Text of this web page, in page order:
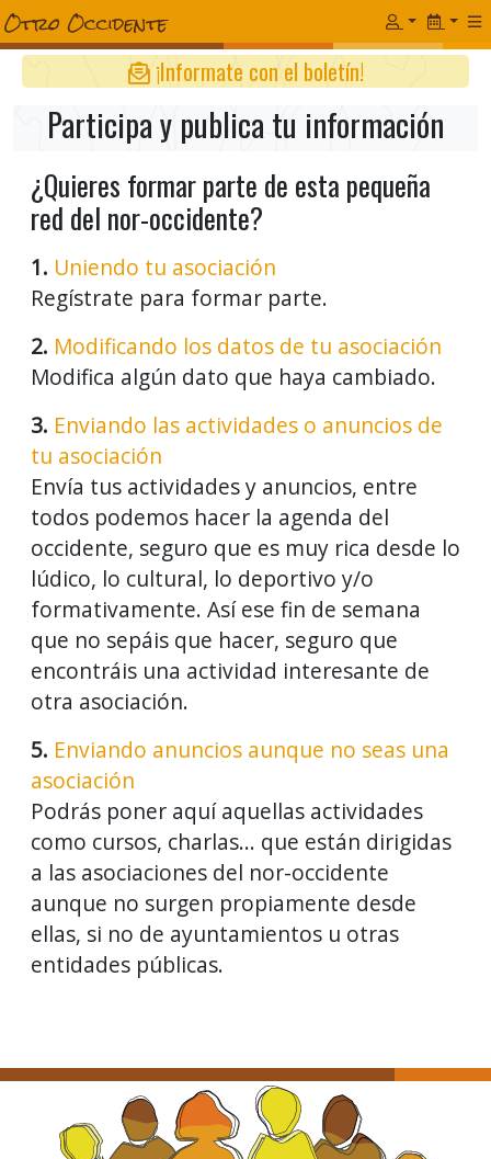
¡Informate con el boletín!
Participa y publica tu información
¿Quieres formar parte de esta pequeña
red del nor-occidente?
1. Uniendo tu asociación
Regístrate para formar parte.
2. Modificando los datos de tu asociación
Modifica algún dato que haya cambiado.
3. Enviando las actividades o anuncios de
tu asociación
Envía tus actividades y anuncios, entre
todos podemos hacer la agenda del
occidente, seguro que es muy rica desde lo
lúdico, lo cultural, lo deportivo y/o
formativamente. Así ese fin de semana
que no sepáis que hacer, seguro que
encontráis una actividad interesante de
otra asociación.
5. Enviando anuncios aunque no seas una
asociación
Podrás poner aquí aquellas actividades
como cursos, charlas... que están dirigidas
a las asociaciones del nor-occidente
aunque no surgen propiamente desde
ellas, si no de ayuntamientos u otras
entidades públicas.